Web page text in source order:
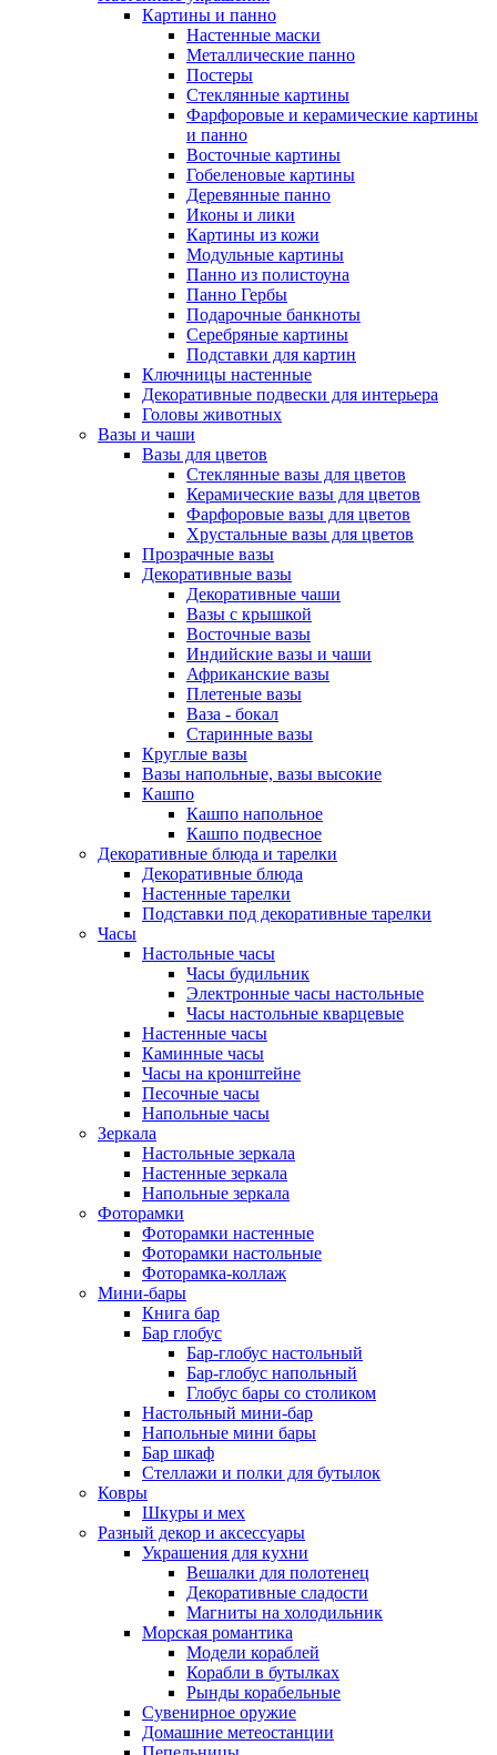
Картины и панно
Настенные маски
Металлические панно
Постеры
Стеклянные картины
Фарфоровые и керамические картины
и панно
Восточные картины
Гобеленовые картины
Деревянные панно
Иконы и лики
Картины из кожи
Модульные картины
Панно из полистоуна
Панно Гербы
Подарочные банкноты
Серебряные картины
Подставки для картин
Ключницы настенные
Декоративные подвески для интерьера
Головы животных
Вазы и чаши
Вазы для цветов
Стеклянные вазы для цветов
Керамические вазы для цветов
Фарфоровые вазы для цветов
Хрустальные вазы для цветов
Прозрачные вазы
Декоративные вазы
Декоративные чаши
Вазы с крышкой
Восточные вазы
Индийские вазы и чаши
Африканские вазы
Плетеные вазы
Ваза - бокал
Старинные вазы
Круглые вазы
Вазы напольные, вазы высокие
Кашпо
Кашпо напольное
Кашпо подвесное
Декоративные блюда и тарелки
Декоративные блюда
Настенные тарелки
Подставки под декоративные тарелки
Часы
Настольные часы
Часы будильник
Электронные часы настольные
Часы настольные кварцевые
Настенные часы
Каминные часы
Часы на кронштейне
Песочные часы
Напольные часы
Зеркала
Настольные зеркала
Настенные зеркала
Напольные зеркала
Фоторамки
Фоторамки настенные
Фоторамки настольные
Фоторамка-коллаж
Мини-бары
Книга бар
Бар глобус
Бар-глобус настольный
Бар-глобус напольный
Глобус бары со столиком
Настольный мини-бар
Напольные мини бары
Бар шкаф
Стеллажи и полки для бутылок
Ковры
Шкуры и мех
Разный декор и аксессуары
Украшения для кухни
Вешалки для полотенец
Декоративные сладости
Магниты на холодильник
Морская романтика
Модели кораблей
Корабли в бутылках
Рынды корабельные
Сувенирное оружие
Домашние метеостанции